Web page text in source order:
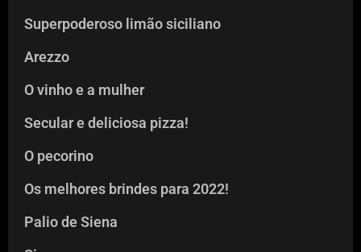
Superpoderoso limão siciliano
Arezzo
O vinho e a mulher
Secular e deliciosa pizza!
O pecorino
Os melhores brindes para 2022!
Palio de Siena